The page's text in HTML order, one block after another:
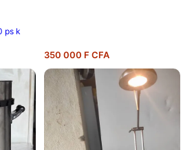
ps k
350 000 F CFA